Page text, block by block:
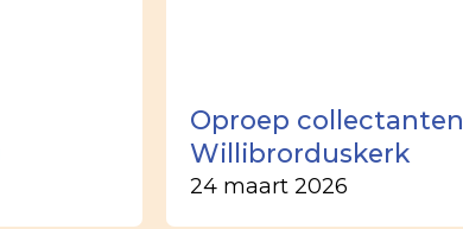
Oproep collectanten
Willibrorduskerk
24 maart 2026